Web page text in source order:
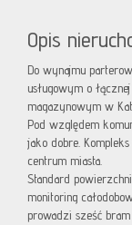
Opis
Do wynajmu
usługowym o
magazynowym w
Pod względem
jako dobre.
centrum miasta.
Standard
monitoring
prowadzi sześć